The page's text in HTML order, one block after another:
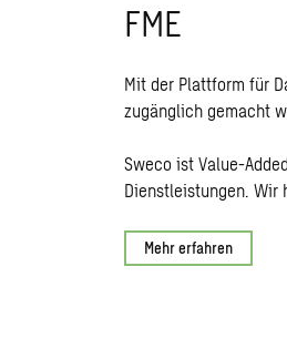
FME
Mit der Plattform für
zugänglich gemacht
Sweco ist Value-
Dienstleistungen. Wir
Mehr erfahren